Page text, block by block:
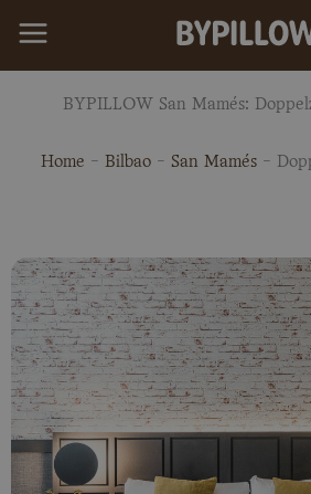
Inhalt
BYPILLOW San Mamés:
Home - Bilbao- San Mamés-